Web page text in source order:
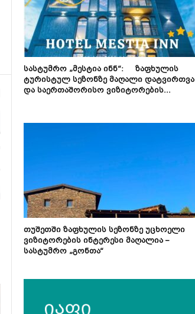
სასტუმრო „მესტია ინნ“: ზაფხულის
ტურისტულ სეზონზე მაღალი დატვირთვა
და საერთაშორისო ვიზიტორების...
თუშეთში ზაფხულის სეზონზე უცხოელი
ვიზიტორების ინტერესი მაღალია –
სასტუმრო „გონთა“